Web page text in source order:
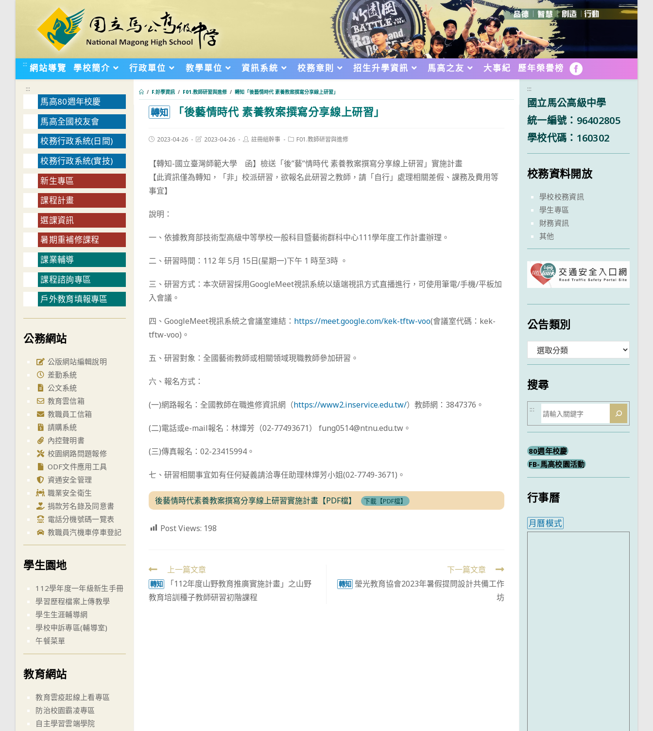
::: 網站導覽 學校簡介 行政單位 教學單位 資訊系統 校務章則 招生升學資訊 馬高之友 大事紀 歷年榮譽榜 FB
/ F.好學資訊 / F01.教師研習與進修 / 轉知「後藝情時代 素養教案撰寫分享線上研習」
轉知 「後藝情時代 素養教案撰寫分享線上研習」
Post2023-04-26
Post2023-04-26
Post註冊組幹事
PostF01.教師研習與進修
【轉知-國立臺灣師範大學 函】檢送「後”藝”情時代 素養教案撰寫分享線上研習」實施計畫
【此資訊僅為轉知，「非」校派研習，欲報名此研習之教師，請「自行」處理相關差假、課務及費用等
事宜】
說明：
一、依據教育部技術型高級中等學校一般科目暨藝術群科中心111學年度工作計畫辦理。
二、研習時間：112 年 5月 15日(星期一)下午 1 時至3時 。
三、研習方式：本次研習採用GoogleMeet視訊系統以遠端視訊方式直播進行，可使用筆電/手機/平板加
入會議。
四、GoogleMeet視訊系統之會議室連結： https://meet.google.com/kek-tftw-voo(會議室代碼：kek-
tftw-voo)。
五、研習對象：全國藝術教師或相關領域現職教師參加研習。
六、報名方式：
(一)網路報名：全國教師在職進修資訊網（https://www2.inservice.edu.tw/）教師網：3847376。
(二)電話或e-mail報名：林燁芳（02-77493671） fung0514@ntnu.edu.tw。
(三)傳真報名：02-23415994。
七、研習相關事宜如有任何疑義請洽專任助理林燁芳小姐(02-7749-3671)。
後藝情時代素養教案撰寫分享線上研習實施計畫【PDF檔】 下載【PDF檔】
Post Views: 198
Read
more
articles
上一篇文章
轉知
「112年度山野教育推廣實施計畫」之山野
教育培訓種子教師研習初階課程
下一篇文章
轉知 瑩光教育協會2023年暑假提問設計共備工作
坊
:::
馬高80週年校慶
馬高全國校友會
校務行政系統(日間)
校務行政系統(實技)
新生專區
課程計畫
選課資訊
暑期重補修課程
課業輔導
課程諮詢專區
戶外教育填報專區
公務網站
公版網站編輯說明
差勤系統
公文系統
教育雲信箱
教職員工信箱
請購系統
內控聲明書
校園網路問題報修
ODF文件應用工具
資通安全管理
職業安全衛生
捐款芳名錄及同意書
電話分機號碼一覽表
教職員汽機車停車登記
學生園地
112學年度一年級新生手冊
學習歷程檔案上傳教學
學生生涯輔導網
學校申訴專區(輔導室)
午餐菜單
教育網站
教育雲疫起線上看專區
防治校園霸凌專區
自主學習雲端學院
:::
國立馬公高級中學
統一編號：96402805
學校代碼：160302
校務資料開放
學校校務資訊
學生專區
財務資訊
其他
公告類別
類
搜尋
搜
尋
:::
80週年校慶
FB-馬高校園活動
行事曆
月曆模式